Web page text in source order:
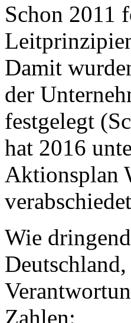
Schon 2011
Damit
der
festgelegt
hat 2016
Aktionsplan
Wie
Zahlen: